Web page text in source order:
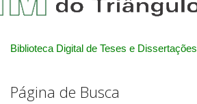
Biblioteca Digital de Teses e Dissertações
Página de Busca